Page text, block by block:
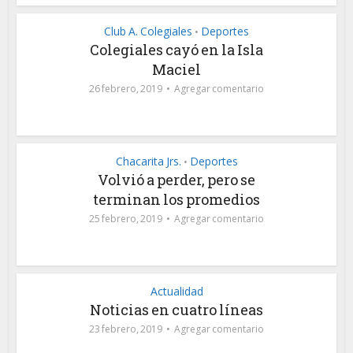
Club A. Colegiales • Deportes
Colegiales cayó en la Isla
Maciel
26 febrero, 2019 Agregar comentario
Chacarita Jrs. • Deportes
Volvió a perder, pero se
terminan los promedios
25 febrero, 2019 Agregar comentario
Actualidad
Noticias en cuatro líneas
23 febrero, 2019 Agregar comentario